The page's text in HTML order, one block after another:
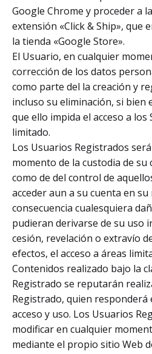
Google Chrome y proceder a
extensión «Click & Ship», que
la tienda «Google Store».
El Usuario, en cualquier
corrección de los datos
como parte del la creación y
incluso su eliminación, si bien
que ello impida el acceso a los
limitado.
Los Usuarios Registrados
momento de la custodia de su
como de del control de
acceder aun a su cuenta en
consecuencia cualesquiera
pudieran derivarse de su uso
cesión, revelación o extravío
efectos, el acceso a áreas
Contenidos realizado bajo la
Registrado se reputarán
Registrado, quien responderá
acceso y uso. Los Usuarios
modificar en cualquier
mediante el propio sitio Web